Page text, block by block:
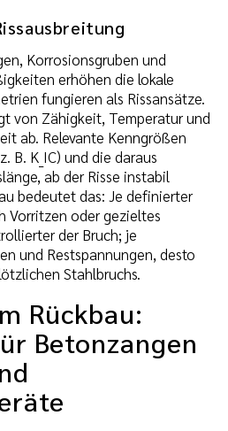
Korrosionsgruben und
erhöhen die lokale
fungieren als Rissansätze.
von Zähigkeit, Temperatur und
ab. Relevante Kenngrößen
B. K_IC) und die daraus
ab der Risse instabil
bedeutet das: Je definierter
Vorritzen oder gezieltes
der Bruch; je
und Restspannungen, desto
Stahlbruchs.
Rückbau:
Betonzangen